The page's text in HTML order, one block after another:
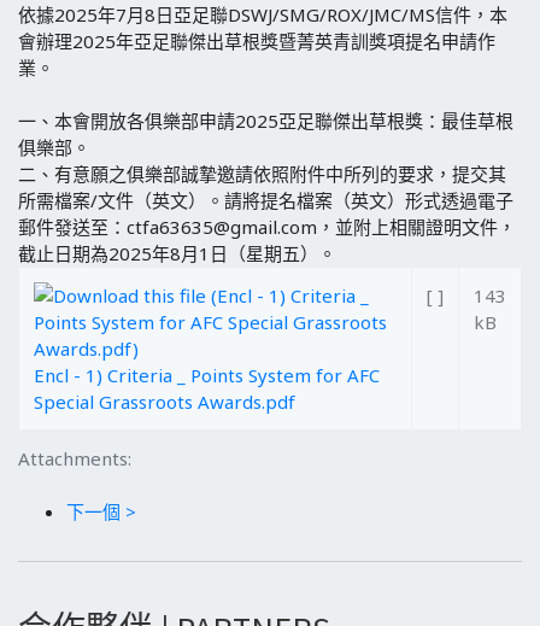
依據2025年7月8日亞足聯DSWJ/SMG/ROX/JMC/MS信件，本
會辦理2025年亞足聯傑出草根獎暨菁英青訓獎項提名申請作
業。
一、本會開放各俱樂部申請2025亞足聯傑出草根獎：最佳草根
俱樂部。
二、有意願之俱樂部誠摯邀請依照附件中所列的要求，提交其
所需檔案/文件（英文）。請將提名檔案（英文）形式透過電子
郵件發送至：ctfa63635@gmail.com，並附上相關證明文件，
截止日期為2025年8月1日（星期五）。
Attachments:
Encl - 1) Criteria _ Points System for AFC
Special Grassroots Awards.pdf
[ ]
143
kB
下一個 >